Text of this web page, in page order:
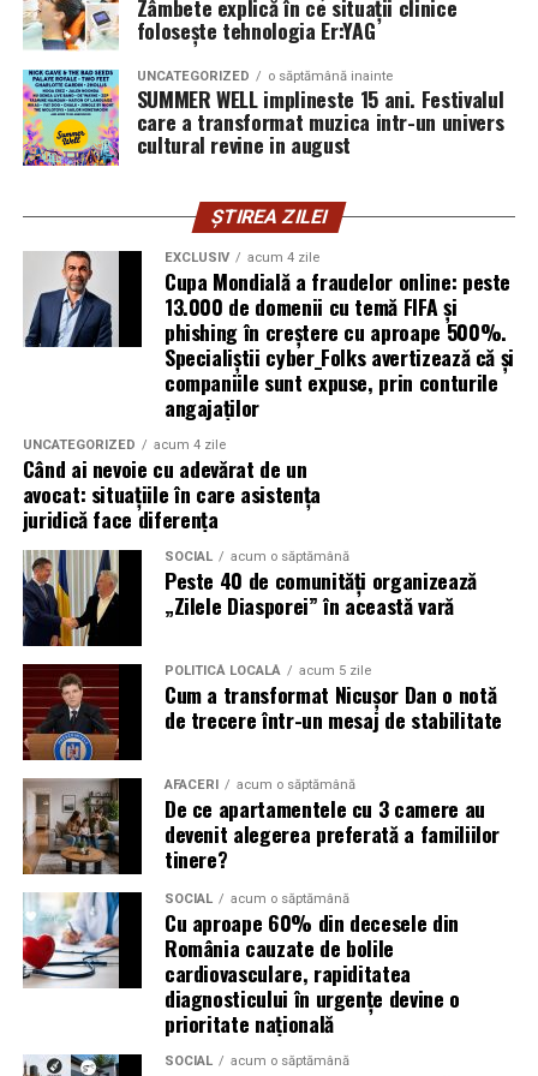
introducă parola pe o pagină clonată. În acel moment,
vigilența utilizatorului rămâne prima linie de apărare”,
explică Horațiu Șimon, Chief Technology Officer
cyber_Folks România.
Subiectul a fost semnalat și de FBI, care a inclus în
turneului, de la fraude online și furtul datelor până la
operațiuni de dezinformare.
Avertismentele publice s-au concentrat în principal
asupra fanilor și infrastructurii orașelor gazdă, însă
specialiștii atrag atenția că firmele pot fi afectate
inclusiv atunci când nu au nicio legătură directă cu
industria sportului, turismului sau vânzarea de bilete.
Atacurile sunt mai eficiente în contextul
evenimentelor globale
Campaniile de phishing asociate evenimentelor
importante profită de interesul public ridicat, de
presiunea timpului și de teama utilizatorilor că ar putea
pierde o ofertă sau o oportunitate. Mesajele care anunță
ultimele bilete disponibile, acces limitat la o transmisie
sau câștigarea unui premiu pot determina utilizatorii să
reacționeze înainte de a verifica sursa.
Turneul se încheie pe 19 iulie, iar specialiștii anticipează
o intensificare a activității frauduloase în perioada
finalei. Printre cele mai utilizate pretexte se numără
transmisiunile pirat, biletele revândute, pariurile,
tombolele, concursurile și falsele oferte de călătorie.
Pentru a răspunde riscurilor tot mai complexe,
cyber_Folks a lansat la finalul lunii iunie robo_Folks,
primul asistent AI integrat într-un panou de hosting
din România. Acesta poate efectua, la cererea
utilizatorului, un audit al securității site-ului, care
Zâmbete explică în ce situații clinice
folosește tehnologia Er:YAG
UNCATEGORIZED o săptămână inainte
SUMMER WELL implineste 15 ani. Festivalul
care a transformat muzica intr-un univers
cultural revine in august
ȘTIREA ZILEI
EXCLUSIV acum 4 zile
Cupa Mondială a fraudelor online: peste
13.000 de domenii cu temă FIFA și
phishing în creștere cu aproape 500%.
Specialiștii cyber_Folks avertizează că și
companiile sunt expuse, prin conturile
angajaților
UNCATEGORIZED acum 4 zile
Când ai nevoie cu adevărat de un
avocat: situațiile în care asistența
juridică face diferența
SOCIAL acum o săptămână
Peste 40 de comunități organizează
„Zilele Diasporei” în această vară
POLITICĂ LOCALĂ acum 5 zile
Cum a transformat Nicușor Dan o notă
de trecere într-un mesaj de stabilitate
AFACERI acum o săptămână
De ce apartamentele cu 3 camere au
devenit alegerea preferată a familiilor
tinere?
SOCIAL acum o săptămână
Cu aproape 60% din decesele din
România cauzate de bolile
cardiovasculare, rapiditatea
diagnosticului în urgențe devine o
prioritate națională
SOCIAL acum o săptămână